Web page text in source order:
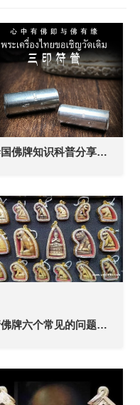
泰国佛牌知识科普分享：泰国佛教重器“符管”
请佛牌六个常见的问题解答！